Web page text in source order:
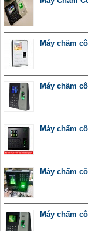
Máy chấm
Máy chấm
Máy chấm
Máy chấm
Máy chấm